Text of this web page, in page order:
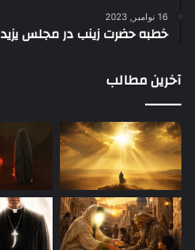
16 نوامبر, 2023
خطبه حضرت زینب در مجلس یزید
آخرین مطالب